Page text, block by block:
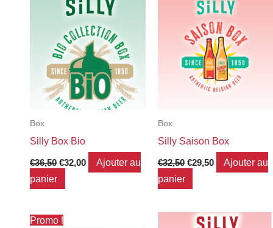
Box
Silly Box Bio
€36,50
initial
était :
€36,50.
€32,00
actuel
est :
€32,00.
Ajouter au
panier
Box
Silly Saison Box
€32,50
initial
était :
€32,50.
€29,50
actuel
est :
€29,50.
Ajouter au
panier
Promo !
Le